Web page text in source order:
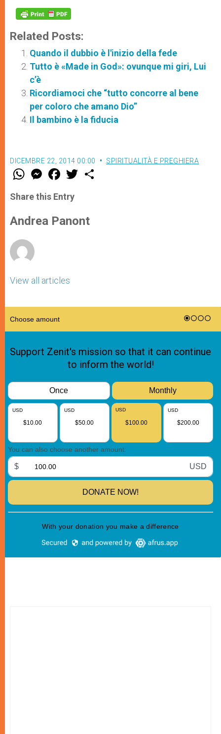
Related Posts:
Quando il dubbio è l'inizio della fede
Tutto è «Made in God»: ovunque mi giri, Lui
c’è
Ricordiamoci che “tutto concorre al bene
per coloro che amano Dio”
Il bambino è la fiducia
DICEMBRE 22, 2014 00:00 SPIRITUALITÀ E PREGHIERA
W
t
s
p
p
M
e
s
e
g
e
F
a
e
b
o
k
w
r
Share this Entry
Andrea Panont
View all articles